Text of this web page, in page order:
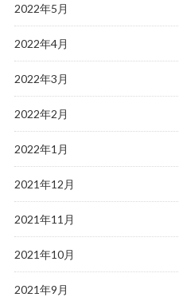
2022年5月
2022年4月
2022年3月
2022年2月
2022年1月
2021年12月
2021年11月
2021年10月
2021年9月